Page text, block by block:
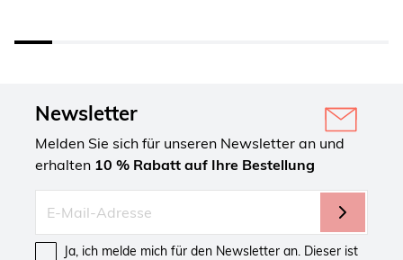
Newsletter
Melden Sie sich für unseren Newsletter an und
erhalten 10 % Rabatt auf Ihre Bestellung
Ja, ich melde mich für den Newsletter an. Dieser ist